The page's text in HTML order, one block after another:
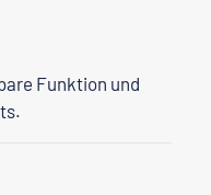
Funktion und